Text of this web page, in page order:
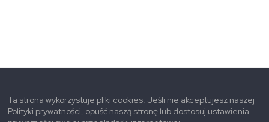
Ta strona wykorzystuje pliki cookies. Jeśli nie akceptujesz naszej
Polityki prywatności, opuść naszą stronę lub dostosuj ustawienia